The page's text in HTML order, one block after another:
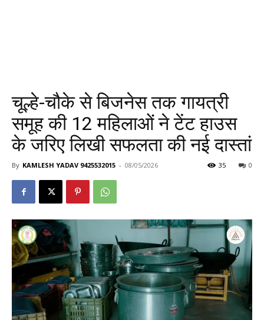
चूल्हे-चौके से बिजनेस तक गायत्री
समूह की 12 महिलाओं ने टेंट हाउस
के जरिए लिखी सफलता की नई दास्तां
By KAMLESH YADAV 9425532015 - 08/05/2026 0
35